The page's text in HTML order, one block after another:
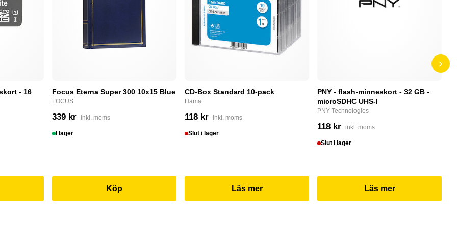
- 16 Focus Eterna Super 300 10x15 Blue
FOCUS
339 kr inkl. moms
I lager
Köp
CD-Box Standard 10-pack
Hama
118 kr inkl. moms
Slut i lager
Läs mer
PNY - flash-minneskort - 32 GB -
microSDHC UHS-I
PNY Technologies
118 kr inkl. moms
Slut i lager
Läs mer